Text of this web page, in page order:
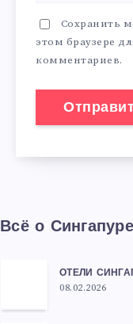
Сохранить
этом браузере
комментариев.
Всё о
ОТЕЛИ
08.02.2026